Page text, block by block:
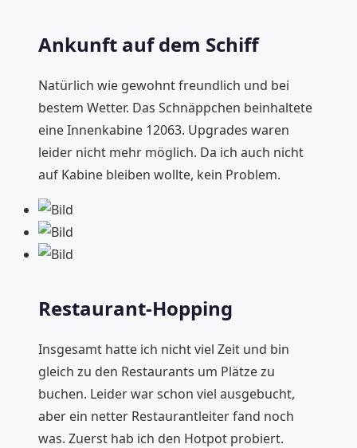
Ankunft auf dem Schiff
Natürlich wie gewohnt freundlich und bei
bestem Wetter. Das Schnäppchen beinhaltete
eine Innenkabine 12063. Upgrades waren
leider nicht mehr möglich. Da ich auch nicht
auf Kabine bleiben wollte, kein Problem.
Restaurant-Hopping
Insgesamt hatte ich nicht viel Zeit und bin
gleich zu den Restaurants um Plätze zu
buchen. Leider war schon viel ausgebucht,
aber ein netter Restaurantleiter fand noch
was. Zuerst hab ich den Hotpot probiert.